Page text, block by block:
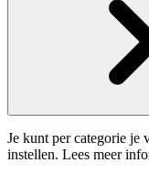
Je kunt per categorie je
instellen. Lees meer